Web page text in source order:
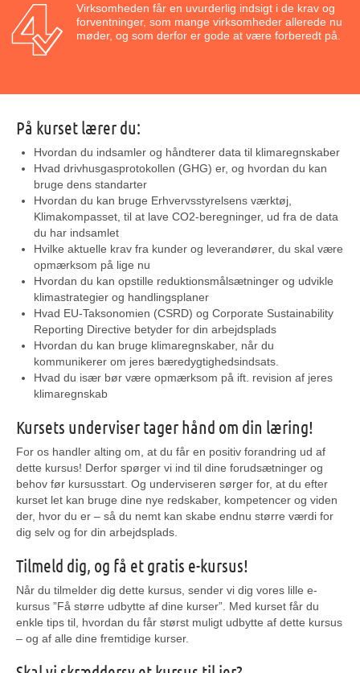
Virksomheden får en uvurderlig indsigt i de krav og
forventninger, som mange virksomheder allerede nu
møder, og som derfor er gode at være forberedt på.
På kurset lærer du:
Hvordan du indsamler og håndterer data til klimaregnskaber
Hvad drivhusgasprotokollen (GHG) er, og hvordan du kan
bruge dens standarter
Hvordan du kan bruge Erhvervsstyrelsens værktøj,
Klimakompasset, til at lave CO2-beregninger, ud fra de data
du har indsamlet
Hvilke aktuelle krav fra kunder og leverandører, du skal være
opmærksom på lige nu
Hvordan du kan opstille reduktionsmålsætninger og udvikle
klimastrategier og handlingsplaner
Hvad EU-Taksonomien (CSRD) og Corporate Sustainability
Reporting Directive betyder for din arbejdsplads
Hvordan du kan bruge klimaregnskaber, når du
kommunikerer om jeres bæredygtighedsindsats.
Hvad du især bør være opmærksom på ift. revision af jeres
klimaregnskab
Kursets underviser tager hånd om din læring!
For os handler alting om, at du får en positiv forandring ud af
dette kursus! Derfor spørger vi ind til dine forudsætninger og
behov før kursusstart. Og underviseren sørger for, at du efter
kurset let kan bruge dine nye redskaber, kompetencer og viden
der, hvor du er – så du nemt kan skabe endnu større værdi for
dig selv og for din arbejdsplads.
Tilmeld dig, og få et gratis e-kursus!
Når du tilmelder dig dette kursus, sender vi dig vores lille e-
kursus ”Få større udbytte af dine kurser”. Med kurset får du
enkle tips til, hvordan du får størst muligt udbytte af dette kursus
– og af alle dine fremtidige kurser.